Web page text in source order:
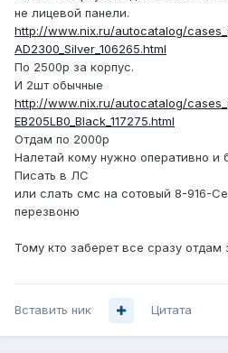
не лицевой панели.
http://www.nix.ru/autocatalog/
AD2300_Silver_106265.html
По 2500р за корпус.
И 2шт обычные
http://www.nix.ru/autocatalog/
EB205LB0_Black_117275.html
Отдам по 2000р
Налетай кому нужно оперативно и
Писать в ЛС
или слать смс на сотовый 8-916-
перезвоню
Тому кто заберет все сразу отдам
Вставить ник Цитата